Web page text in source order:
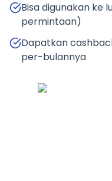
Bisa digunakan ke
permintaan)
Dapatkan
per-bulannya